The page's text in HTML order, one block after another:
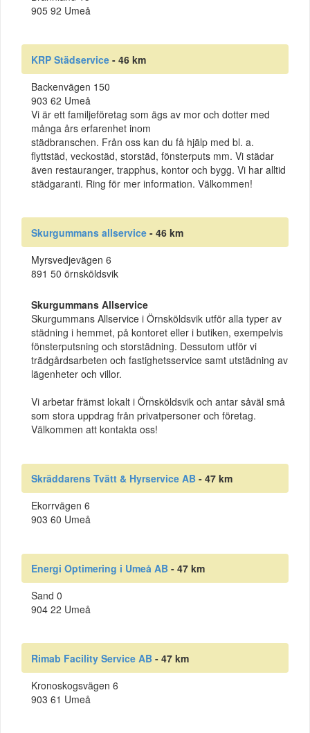
905 92 Umeå
KRP Städservice - 46 km
Backenvägen 150
903 62 Umeå
Vi är ett familjeföretag som ägs av mor och dotter med
många års erfarenhet inom
städbranschen. Från oss kan du få hjälp med bl. a.
flyttstäd, veckostäd, storstäd, fönsterputs mm. Vi städar
även restauranger, trapphus, kontor och bygg. Vi har alltid
städgaranti. Ring för mer information. Välkommen!
Skurgummans allservice - 46 km
Myrsvedjevägen 6
891 50 örnsköldsvik
Skurgummans Allservice
Skurgummans Allservice i Örnsköldsvik utför alla typer av
städning i hemmet, på kontoret eller i butiken, exempelvis
fönsterputsning och storstädning. Dessutom utför vi
trädgårdsarbeten och fastighetsservice samt utstädning av
lägenheter och villor.
Vi arbetar främst lokalt i Örnsköldsvik och antar såväl små
som stora uppdrag från privatpersoner och företag.
Välkommen att kontakta oss!
Skräddarens Tvätt & Hyrservice AB - 47 km
Ekorrvägen 6
903 60 Umeå
Energi Optimering i Umeå AB - 47 km
Sand 0
904 22 Umeå
Rimab Facility Service AB - 47 km
Kronoskogsvägen 6
903 61 Umeå